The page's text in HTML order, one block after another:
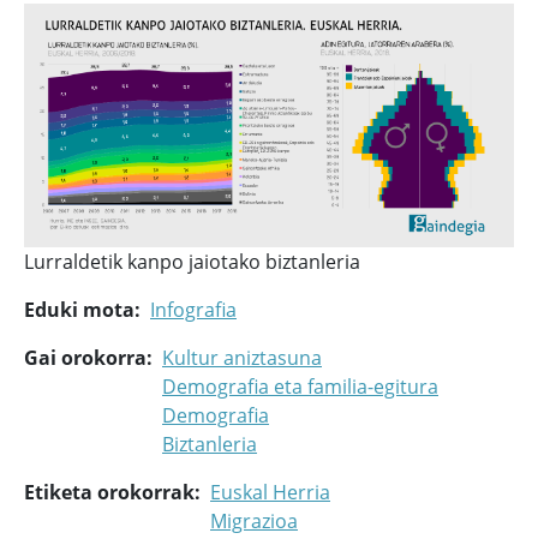
Lurraldetik kanpo jaiotako biztanleria
Eduki mota
Infografia
Gai orokorra
Kultur aniztasuna
Demografia eta familia-egitura
Demografia
Biztanleria
Etiketa orokorrak
Euskal Herria
Migrazioa